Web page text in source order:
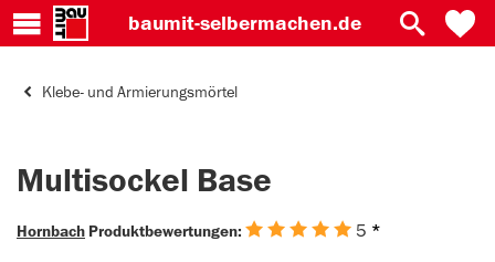
baumit-selbermachen.de
Klebe- und Armierungsmörtel
Multisockel Base
Hornbach Produktbewertungen: 5 *